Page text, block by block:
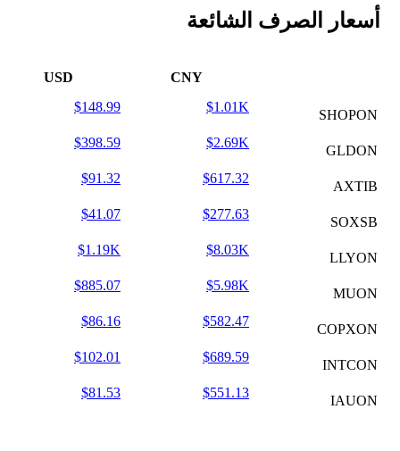
أسعار الصرف الشائعة
CNY
USD
SHOPON
$1.01K
$148.99
GLDON
$2.69K
$398.59
AXTIB
$617.32
$91.32
SOXSB
$277.63
$41.07
LLYON
$8.03K
$1.19K
MUON
$5.98K
$885.07
COPXON
$582.47
$86.16
INTCON
$689.59
$102.01
IAUON
$551.13
$81.53